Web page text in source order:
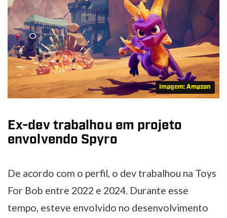
Imagem: Amazon
Ex-dev trabalhou em projeto
envolvendo Spyro
De acordo com o perfil, o dev trabalhou na Toys
For Bob entre 2022 e 2024. Durante esse
tempo, esteve envolvido no desenvolvimento